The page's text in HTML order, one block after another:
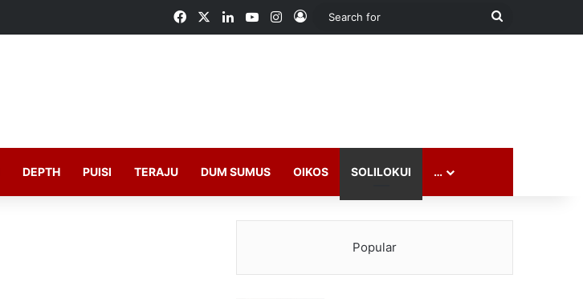
FacebookLinkedInYouTubeInstagram
Log In
Search
DEPTH PUISI TERAJU DUM SUMUS OIKOS SOLILOKUI …
Popular